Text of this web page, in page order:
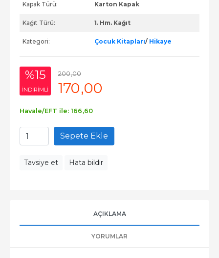
Kapak Türü: Karton Kapak
Kağıt Türü: 1. Hm. Kağıt
Kategori: Çocuk Kitapları/ Hikaye
%15
INDIRIMLI
200,00
170,00
Havale/EFT ile: 166 ,60
Sepete Ekle
Tavsiye et Hata bildir
AÇIKLAMA
YORUMLAR